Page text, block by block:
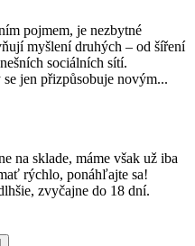
pojmem, je nezbytné
myšlení druhých – od šíření
sociálních sítí.
jen přizpůsobuje novým...
na sklade, máme však už iba
rýchlo, ponáhľajte sa!
zvyčajne do 18 dní.